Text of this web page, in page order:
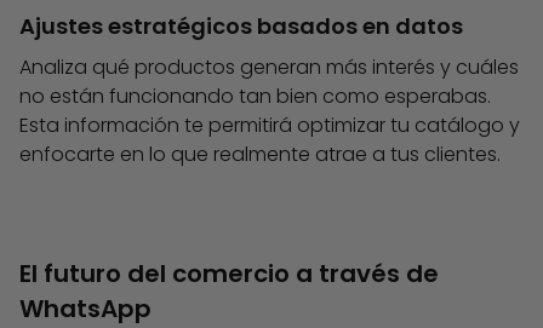
Ajustes estratégicos basados en datos
Analiza qué productos generan más interés y cuáles
no están funcionando tan bien como esperabas.
Esta información te permitirá optimizar tu catálogo y
enfocarte en lo que realmente atrae a tus clientes.
El futuro del comercio a través de
WhatsApp